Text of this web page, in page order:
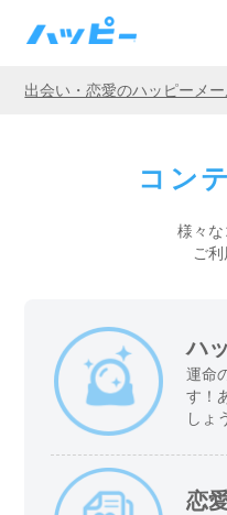
出会い・恋愛のハッピーメ
コン
様々な
ご
ハ
運命
す！
しょ
恋